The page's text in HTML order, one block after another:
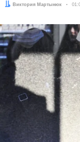
Автор:Виктория Мартынюк